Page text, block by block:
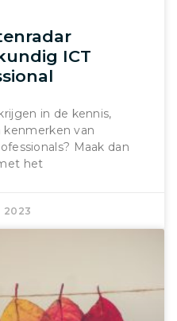
ICT
in de kennis,
kenmerken van
Maak dan
het
2023